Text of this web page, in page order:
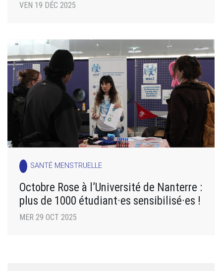
VEN 19 DÉC 2025
SANTÉ MENSTRUELLE
Octobre Rose à l’Université de Nanterre :
plus de 1000 étudiant·es sensibilisé·es !
MER 29 OCT 2025